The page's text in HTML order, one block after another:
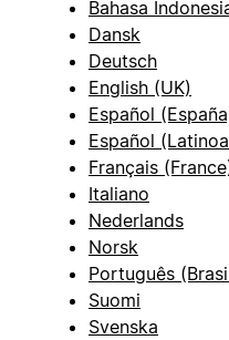
Bahasa
Dansk
Deutsch
English (UK)
Español
Español
Français
Italiano
Nederlands
Norsk
Português
Suomi
Svenska